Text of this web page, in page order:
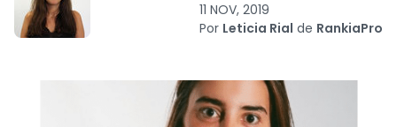
11 NOV, 2019
Por Leticia Rial de RankiaPro